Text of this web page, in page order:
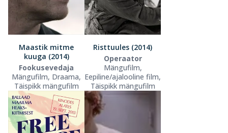
Maastik mitme
kuuga (2014)
Fookusevedaja
Mängufilm, Draama,
Täispikk mängufilm
Risttuules (2014)
Operaator
Mängufilm,
Eepiline/ajalooline film,
Täispikk mängufilm